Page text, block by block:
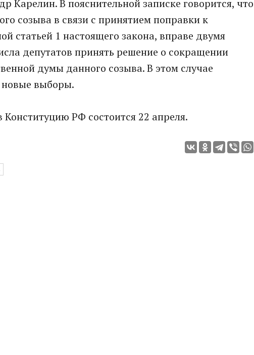
Карелин. В пояснительной записке говорится, что
созыва в связи с принятием поправки к
статьей 1 настоящего закона, вправе двумя
депутатов принять решение о сокращении
думы данного созыва. В этом случае
новые выборы.
РФ состоится 22 апреля.